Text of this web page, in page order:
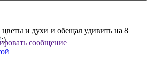
и духи и обещал удивить на 8